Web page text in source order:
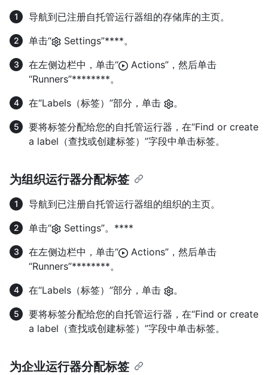
导航到已注册自托管运行器组的存储库的主页。
单击“
Settings”****。
在左侧边栏中，单击“
Actions”，然后单击
“Runners”********。
在“Labels（标签）”部分，单击
。
要将标签分配给您的自托管运行器，在“Find or create
a label（查找或创建标签）”字段中单击标签。
为组织运行器分配标签
导航到已注册自托管运行器组的组织的主页。
单击“
Settings”。****
在左侧边栏中，单击“
Actions”，然后单击
“Runners”********。
在“Labels（标签）”部分，单击
。
要将标签分配给您的自托管运行器，在“Find or create
a label（查找或创建标签）”字段中单击标签。
为企业运行器分配标签